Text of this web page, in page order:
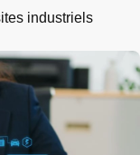
industriels